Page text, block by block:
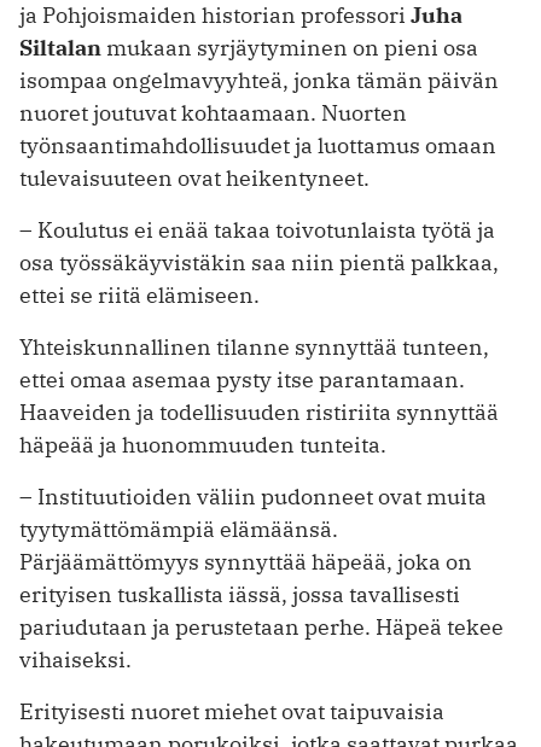
ja Pohjoismaiden historian professori Juha
Siltalan mukaan syrjäytyminen on pieni osa
isompaa ongelmavyyhteä, jonka tämän päivän
nuoret joutuvat kohtaamaan. Nuorten
työnsaantimahdollisuudet ja luottamus omaan
tulevaisuuteen ovat heikentyneet.
– Koulutus ei enää takaa toivotunlaista työtä ja
osa työssäkäyvistäkin saa niin pientä ­palkkaa,
ettei se riitä elämiseen.
Yhteiskunnallinen tilanne synnyttää tunteen,
ettei omaa asemaa pysty itse parantamaan.
Haaveiden ja todellisuuden ristiriita synnyttää
häpeää ja huonommuuden tunteita.
– Instituutioiden väliin pudonneet ovat muita
tyytymättömämpiä elämäänsä.
Pärjäämättömyys synnyttää häpeää, joka on
erityisen tuskallista iässä, jossa tavallisesti
pariudutaan ja perustetaan perhe. Häpeä tekee
vihaiseksi.
Erityisesti nuoret miehet ovat taipuvaisia